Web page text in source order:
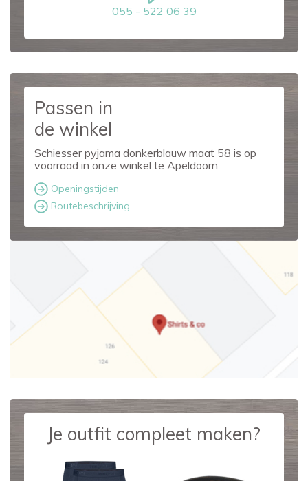
055 - 522 06 39
Passen in
de winkel
Schiesser pyjama donkerblauw maat 58 is op
voorraad in onze winkel te Apeldoorn
Openingstijden
Routebeschrijving
Je outfit compleet maken?